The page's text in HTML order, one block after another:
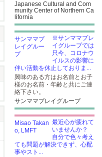
Japanese Cultural and Com
munity Center of Northern Ca
lifornia
※サンママプレ
イグループでは
只今、コロナウ
イルスの影響に
伴い活動を休止しておりま...
興味のある方はお名前とお子
様のお名前・年齢と共にご連
絡下さい。
サンママプレイグループ
最近心が疲れて
いませんか？
自分で色々考え
ても問題が解決できず、心配
事やスト...